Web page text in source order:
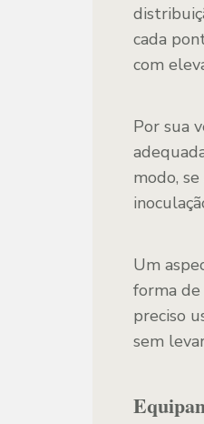
cada
com
Por sua
modo,
Um
forma
preciso
sem